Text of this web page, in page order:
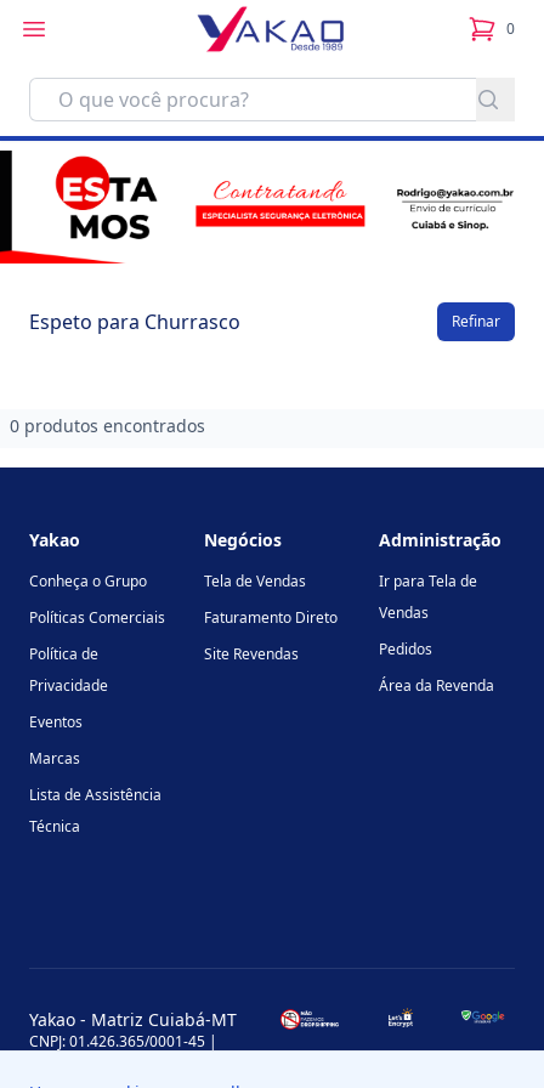
0
itens
Espeto para Churrasco Refinar
0 produtos encontrados
Yakao
Conheça o Grupo
Políticas Comerciais
Política de
Privacidade
Eventos
Marcas
Lista de Assistência
Técnica
Negócios
Tela de Vendas
Faturamento Direto
Site Revendas
Administração
Ir para Tela de
Vendas
Pedidos
Área da Revenda
Yakao - Matriz Cuiabá-MT
CNPJ: 01.426.365/0001-45 |